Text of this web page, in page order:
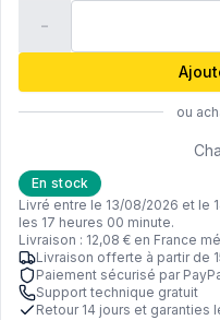
-
ou
En stock
Livré entre le 13/08/2026 et le
les 17 heures 00 minute.
Livraison : 12,08 € en France
Livraison offerte à partir de
Paiement sécurisé par
Support technique gratuit
Retour 14 jours et garanties